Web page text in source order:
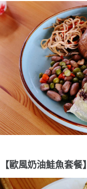
【歐風奶油鮭魚套餐】